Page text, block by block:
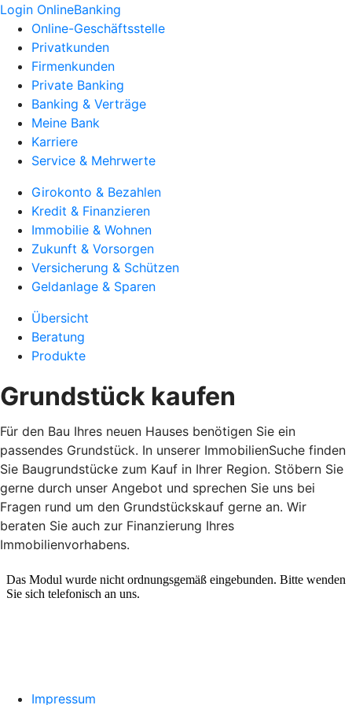
Login OnlineBanking
Online-Geschäftsstelle
Privatkunden
Firmenkunden
Private Banking
Banking & Verträge
Meine Bank
Karriere
Service & Mehrwerte
Girokonto & Bezahlen
Kredit & Finanzieren
Immobilie & Wohnen
Zukunft & Vorsorgen
Versicherung & Schützen
Geldanlage & Sparen
Übersicht
Beratung
Produkte
Grundstück kaufen
Für den Bau Ihres neuen Hauses benötigen Sie ein
passendes Grundstück. In unserer ImmobilienSuche finden
Sie Baugrundstücke zum Kauf in Ihrer Region. Stöbern Sie
gerne durch unser Angebot und sprechen Sie uns bei
Fragen rund um den Grundstückskauf gerne an. Wir
beraten Sie auch zur Finanzierung Ihres
Immobilienvorhabens.
Impressum